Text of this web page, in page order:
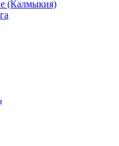
(Калмыкия)